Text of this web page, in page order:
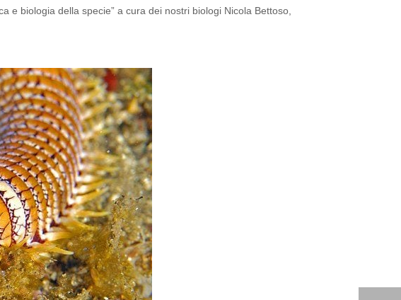
e biologia della specie” a cura dei nostri biologi Nicola Bettoso,